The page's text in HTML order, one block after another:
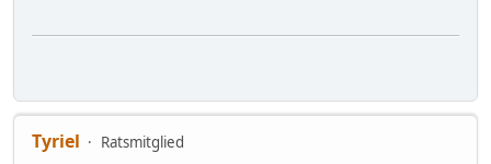
Tyriel
Ratsmitglied